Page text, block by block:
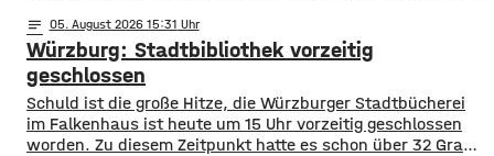
finanziell unterstützen. ​Über 31.000 Euro fließen in
diesem Jahr an den entsprechenden Förderverein des
Krankenhauses. Denn: Allein im letzten Jahr haben sich
120 Menschen aus Marktheidenfeld
notes 05. August 2026 15:31
Würzburg: Stadtbibliothek vorzeitig
geschlossen
Schuld ist die große Hitze, die Würzburger Stadtbücherei
im Falkenhaus ist heute um 15 Uhr vorzeitig geschlossen
worden. Zu diesem Zeitpunkt hatte es schon über 32 Grad